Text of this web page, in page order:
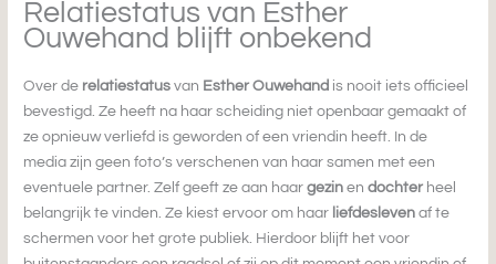
Relatiestatus van Esther
Ouwehand blijft onbekend
Over de relatiestatus van Esther Ouwehand is nooit iets officieel
bevestigd. Ze heeft na haar scheiding niet openbaar gemaakt of
ze opnieuw verliefd is geworden of een vriendin heeft. In de
media zijn geen foto’s verschenen van haar samen met een
eventuele partner. Zelf geeft ze aan haargezin endochter heel
belangrijk te vinden. Ze kiest ervoor om haar liefdesleven af te
schermen voor het grote publiek. Hierdoor blijft het voor